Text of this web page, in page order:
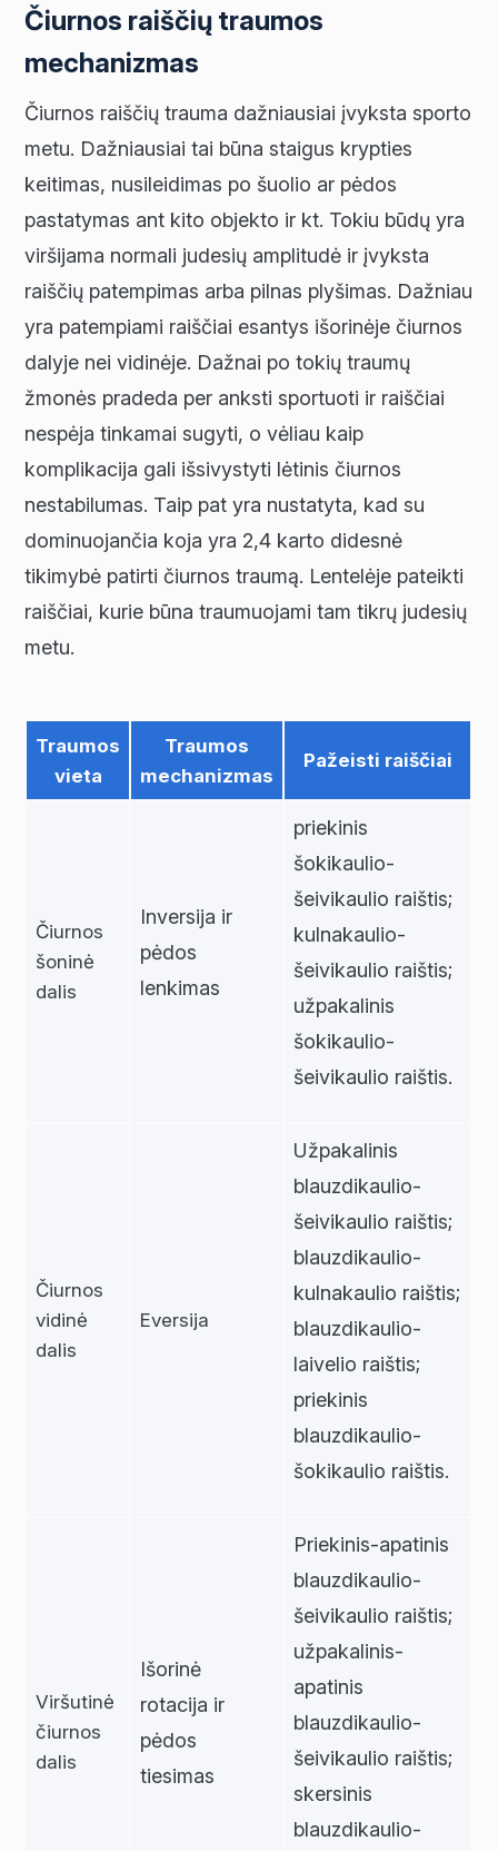
Čiurnos raiščių traumos
mechanizmas
Čiurnos raiščių trauma dažniausiai įvyksta sporto
metu. Dažniausiai tai būna staigus krypties
keitimas, nusileidimas po šuolio ar pėdos
pastatymas ant kito objekto ir kt. Tokiu būdų yra
viršijama normali judesių amplitudė ir įvyksta
raiščių patempimas arba pilnas plyšimas. Dažniau
yra patempiami raiščiai esantys išorinėje čiurnos
dalyje nei vidinėje. Dažnai po tokių traumų
žmonės pradeda per anksti sportuoti ir raiščiai
nespėja tinkamai sugyti, o vėliau kaip
komplikacija gali išsivystyti lėtinis čiurnos
nestabilumas. Taip pat yra nustatyta, kad su
dominuojančia koja yra 2,4 karto didesnė
tikimybė patirti čiurnos traumą. Lentelėje pateikti
raiščiai, kurie būna traumuojami tam tikrų judesių
metu.
Traumos
vieta
Traumos
mechanizmas
Pažeisti raiščiai
Čiurnos
šoninė
dalis
Inversija ir
pėdos
lenkimas
priekinis
šokikaulio-
šeivikaulio raištis;
kulnakaulio-
šeivikaulio raištis;
užpakalinis
šokikaulio-
šeivikaulio raištis.
Čiurnos
vidinė
dalis
Eversija
Užpakalinis
blauzdikaulio-
šeivikaulio raištis;
blauzdikaulio-
kulnakaulio raištis;
blauzdikaulio-
laivelio raištis;
priekinis
blauzdikaulio-
šokikaulio raištis.
Viršutinė
čiurnos
dalis
Išorinė
rotacija ir
pėdos
tiesimas
Priekinis-apatinis
blauzdikaulio-
šeivikaulio raištis;
užpakalinis-
apatinis
blauzdikaulio-
šeivikaulio raištis;
skersinis
blauzdikaulio-